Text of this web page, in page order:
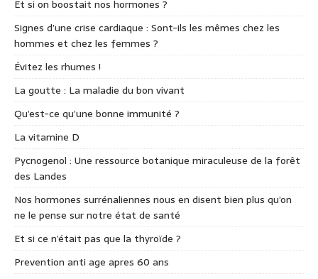
Et si on boostait nos hormones ?
Signes d’une crise cardiaque : Sont-ils les mêmes chez les
hommes et chez les femmes ?
Évitez les rhumes !
La goutte : La maladie du bon vivant
Qu’est-ce qu’une bonne immunité ?
La vitamine D
Pycnogenol : Une ressource botanique miraculeuse de la forêt
des Landes
Nos hormones surrénaliennes nous en disent bien plus qu’on
ne le pense sur notre état de santé
Et si ce n’était pas que la thyroïde ?
Prevention anti age apres 60 ans